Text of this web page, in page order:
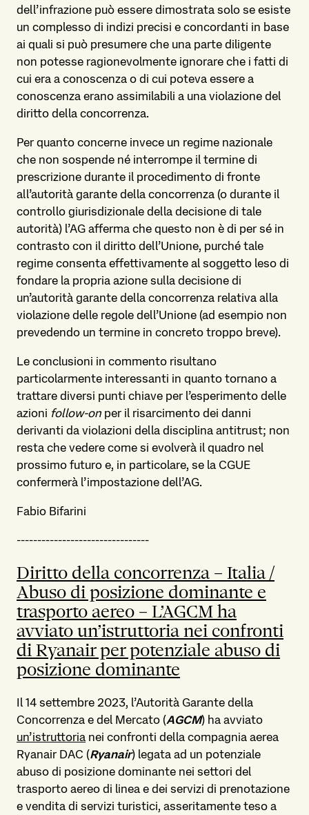
dell’infrazione può essere dimostrata solo se esiste
un complesso di indizi precisi e concordanti in base
ai quali si può presumere che una parte diligente
non potesse ragionevolmente ignorare che i fatti di
cui era a conoscenza o di cui poteva essere a
conoscenza erano assimilabili a una violazione del
diritto della concorrenza.
Per quanto concerne invece un regime nazionale
che non sospende né interrompe il termine di
prescrizione durante il procedimento di fronte
all’autorità garante della concorrenza (o durante il
controllo giurisdizionale della decisione di tale
autorità) l’AG afferma che questo non è di per sé in
contrasto con il diritto dell’Unione, purché tale
regime consenta effettivamente al soggetto leso di
fondare la propria azione sulla decisione di
un’autorità garante della concorrenza relativa alla
violazione delle regole dell’Unione (ad esempio non
prevedendo un termine in concreto troppo breve).
Le conclusioni in commento risultano
particolarmente interessanti in quanto tornano a
trattare diversi punti chiave per l’esperimento delle
azioni follow-on per il risarcimento dei danni
derivanti da violazioni della disciplina antitrust; non
resta che vedere come si evolverà il quadro nel
prossimo futuro e, in particolare, se la CGUE
confermerà l’impostazione dell’AG.
Fabio Bifarini
--------------------------------
Diritto della concorrenza – Italia /
Abuso di posizione dominante e
trasporto aereo – L’AGCM ha
avviato un’istruttoria nei confronti
di Ryanair per potenziale abuso di
posizione dominante
Il 14 settembre 2023, l’Autorità Garante della
Concorrenza e del Mercato (AGCM) ha avviato
un’istruttoria nei confronti della compagnia aerea
Ryanair DAC (Ryanair) legata ad un potenziale
abuso di posizione dominante nei settori del
trasporto aereo di linea e dei servizi di prenotazione
e vendita di servizi turistici, asseritamente teso a